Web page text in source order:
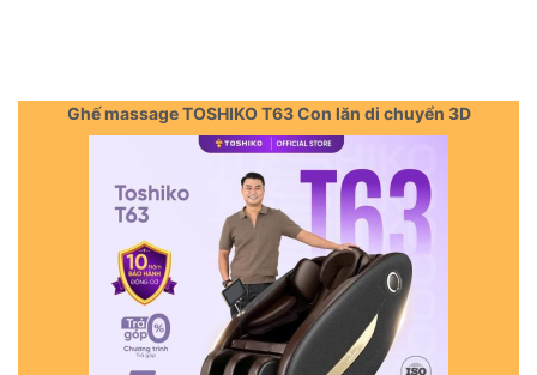
Ghế massage TOSHIKO T63 Con lăn di chuyển 3D